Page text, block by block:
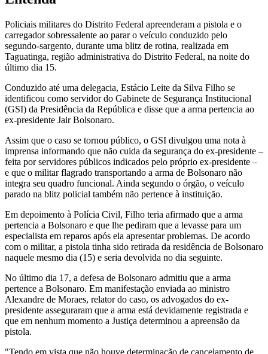
Policiais militares do Distrito Federal apreenderam a pistola e o
carregador sobressalente ao parar o veículo conduzido pelo
segundo-sargento, durante uma blitz de rotina, realizada em
Taguatinga, região administrativa do Distrito Federal, na noite do
último dia 15.
Conduzido até uma delegacia, Estácio Leite da Silva Filho se
identificou como servidor do Gabinete de Segurança Institucional
(GSI) da Presidência da República e disse que a arma pertencia ao
ex-presidente Jair Bolsonaro.
Assim que o caso se tornou público, o GSI divulgou uma nota à
imprensa informando que não cuida da segurança do ex-presidente –
feita por servidores públicos indicados pelo próprio ex-presidente –
e que o militar flagrado transportando a arma de Bolsonaro não
integra seu quadro funcional. Ainda segundo o órgão, o veículo
parado na blitz policial também não pertence à instituição.
Em depoimento à Polícia Civil, Filho teria afirmado que a arma
pertencia a Bolsonaro e que lhe pediram que a levasse para um
especialista em reparos após ela apresentar problemas. De acordo
com o militar, a pistola tinha sido retirada da residência de Bolsonaro
naquele mesmo dia (15) e seria devolvida no dia seguinte.
No último dia 17, a defesa de Bolsonaro admitiu que a arma
pertence a Bolsonaro. Em manifestação enviada ao ministro
Alexandre de Moraes, relator do caso, os advogados do ex-
presidente asseguraram que a arma está devidamente registrada e
que em nenhum momento a Justiça determinou a apreensão da
pistola.
"Tendo em vista que não houve determinação de cancelamento de